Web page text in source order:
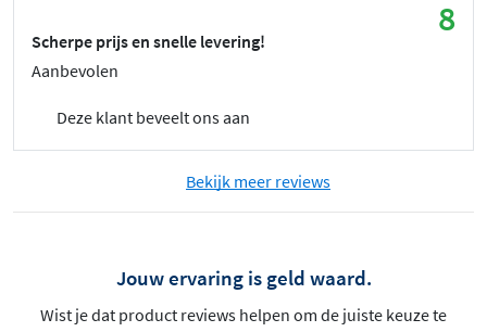
8
Scherpe prijs en snelle levering!
Aanbevolen
Deze klant beveelt ons aan
Bekijk meer reviews
Jouw ervaring is geld waard.
Wist je dat product reviews helpen om de juiste keuze te